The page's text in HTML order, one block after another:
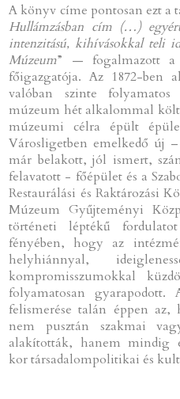
A könyv címe pontosan ezt a
Hullámzásban cím (…)
intenzitású, kihívásokkal teli
Múzeum” — fogalmazott a
főigazgatója. Az 1872-ben
valóban szinte
múzeum hét alkalommal
múzeumi célra épült
Városligetben emelkedő új
már belakott, jól ismert,
felavatott - főépület és a
Restaurálási és Raktározási
Múzeum Gyűjteményi
történeti léptékű
fényében, hogy az
helyhiánnyal,
kompromisszumokkal
folyamatosan
felismerése talán éppen
nem pusztán szakmai
alakították, hanem mindig
kor társadalompolitikai és